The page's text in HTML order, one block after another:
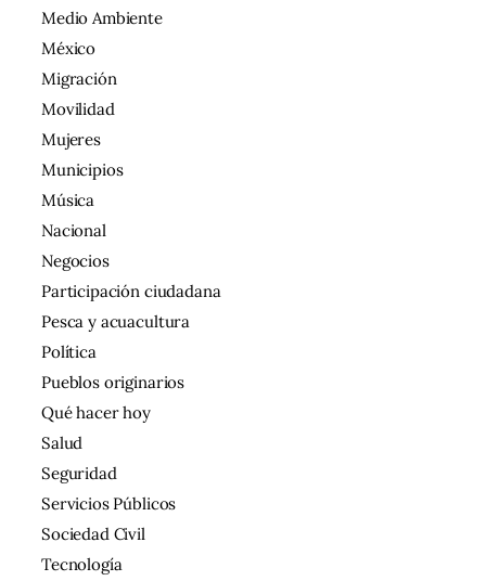
Medio Ambiente
México
Migración
Movilidad
Mujeres
Municipios
Música
Nacional
Negocios
Participación ciudadana
Pesca y acuacultura
Política
Pueblos originarios
Qué hacer hoy
Salud
Seguridad
Servicios Públicos
Sociedad Civil
Tecnología